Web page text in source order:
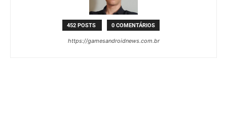
452 POSTS 0 COMENTÁRIOS
https://gamesandroidnews.com.br